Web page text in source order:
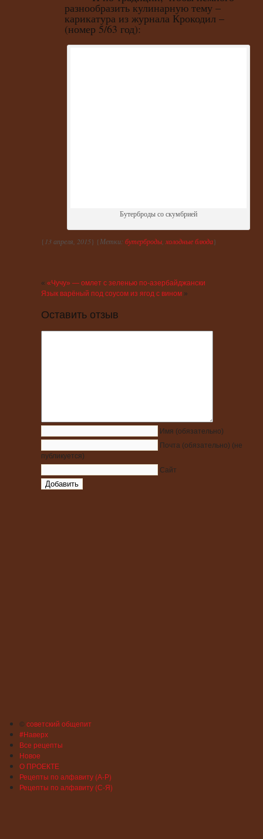
разнообразить кулинарную тему –
карикатура из журнала Крокодил –
(номер 5/63 год):
Бутерброды со скумбрией
{ 13 апреля, 2015} {Метки: бутерброды холодные блюда}
« «Чучу» — омлет с зеленью по-азербайджански
Язык варёный под соусом из ягод с вином »
Оставить отзыв
Имя (обязательно)
Почта (обязательно) (не
публикуется)
Сайт
©советский общепит
#Наверх
Все рецепты
Новое
О ПРОЕКТЕ
Рецепты по алфавиту (А-Р)
Рецепты по алфавиту (С-Я)